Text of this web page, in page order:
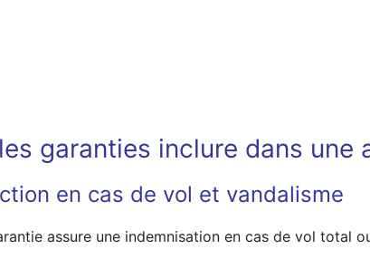
garanties inclure dans une
en cas de vol et vandalisme
assure une indemnisation en cas de vol total